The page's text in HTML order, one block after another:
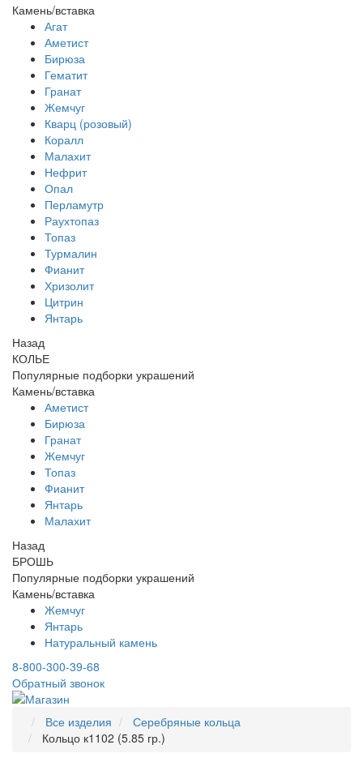
Камень/вставка
Агат
Аметист
Бирюза
Гематит
Гранат
Жемчуг
Кварц (розовый)
Коралл
Малахит
Нефрит
Опал
Перламутр
Раухтопаз
Топаз
Турмалин
Фианит
Хризолит
Цитрин
Янтарь
Назад
КОЛЬЕ
Популярные подборки украшений
Камень/вставка
Аметист
Бирюза
Гранат
Жемчуг
Топаз
Фианит
Янтарь
Малахит
Назад
БРОШЬ
Популярные подборки украшений
Камень/вставка
Жемчуг
Янтарь
Натуральный камень
8-800-300-39-68
Обратный звонок
Все изделия
Серебряные кольца
Кольцо к1102 (5.85 гр.)